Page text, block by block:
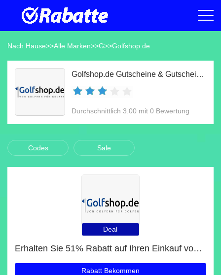
Nach Hause>>Alle Marken>>G>>Golfshop.de
Golfshop.de Gutscheine & Gutscheincodes Aug 2026
Durchschnittlich 3.00 mit 0 Bewertung
Codes Sale
Deal
Erhalten Sie 51% Rabatt auf Ihren Einkauf von MDC Hose Damen
Rabatt Bekommen